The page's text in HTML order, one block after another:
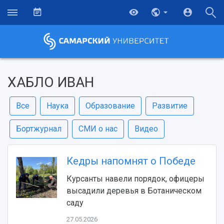
ХАБЛО ИВАН
Все Наука Образование Развитие
Бортжурнал СМИ о нас Видео
Кедры напомнят о Победе
Курсанты навели порядок, офицеры
высадили деревья в Ботаническом
саду
27.05.2026